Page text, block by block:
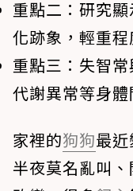
重點二： 研究
化跡象，輕重程
重點三： 失智
代謝異常等身體
家裡的狗狗最
半夜莫名亂叫